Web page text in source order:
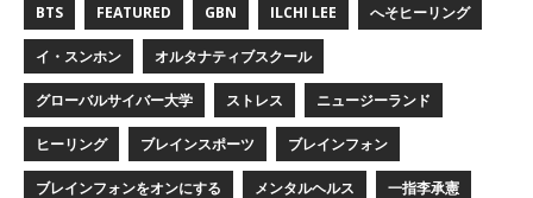
BTS FEATURED GBN ILCHI LEE へそヒーリング
イ・スンホン オルタナティブスクール
グローバルサイバー大学 ストレス ニュージーランド
ヒーリング ブレインスポーツ ブレインフォン
ブレインフォンをオンにする メンタルヘルス 一指李承憲